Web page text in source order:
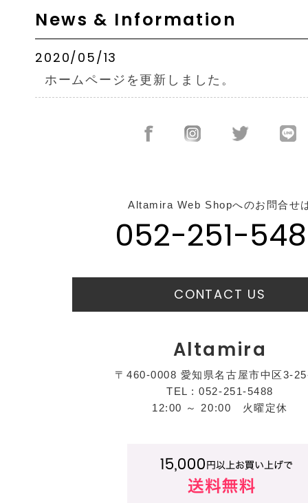
News & Information
2020/05/13
ホームページを更新しました。
Altamira Web Shopへのお問合せ
052-251-
CONTACT US
Altamira
〒460-0008 愛知県名古屋市中区3-
TEL : 052-251-5488
12:00 ～ 20:00 火曜定休